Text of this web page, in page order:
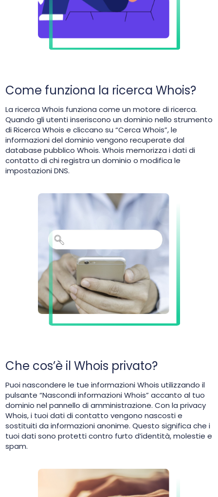
Come funziona la ricerca Whois?
La ricerca Whois funziona come un motore di ricerca.
Quando gli utenti inseriscono un dominio nello strumento
di Ricerca Whois e cliccano su “Cerca Whois”, le
informazioni del dominio vengono recuperate dal
database pubblico Whois. Whois memorizza i dati di
contatto di chi registra un dominio o modifica le
impostazioni DNS.
Che cos’è il Whois privato?
Puoi nascondere le tue informazioni Whois utilizzando il
pulsante “Nascondi informazioni Whois” accanto al tuo
dominio nel pannello di amministrazione. Con la privacy
Whois, i tuoi dati di contatto vengono nascosti e
sostituiti da informazioni anonime. Questo significa che i
tuoi dati sono protetti contro furto d’identità, molestie e
spam.